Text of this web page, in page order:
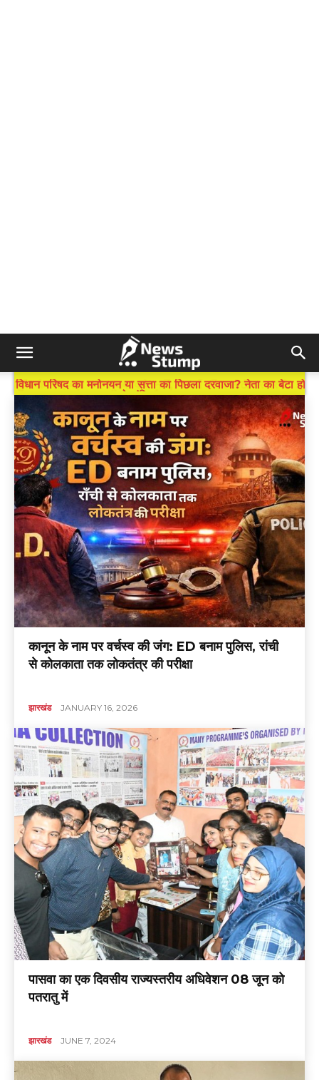
BREAKING NEWS
विधान परिषद का मनोनयन या सत्ता का पिछला दरवाजा? नेता का बेटा हो
तो संविधान ताक पर!
कानून के नाम पर वर्चस्व की जंग: ED बनाम पुलिस, रांची
से कोलकाता तक लोकतंत्र की परीक्षा
झारखंड JANUARY 16, 2026
पासवा का एक दिवसीय राज्यस्तरीय अधिवेशन 08 जून को
पतरातु में
झारखंड JUNE 7, 2024